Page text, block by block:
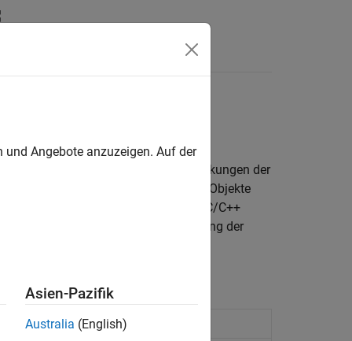
der Codegenerierung
müssen die Regeln und Einschränkungen der
beispielsweise nur Funktionen und Objekte
MATLAB Programmcode vor der C/C++
Analyzer und das Tool zur Überprüfung der
Angebote anzuzeigen. Auf der
Asien-Pazifik
Australia (English)